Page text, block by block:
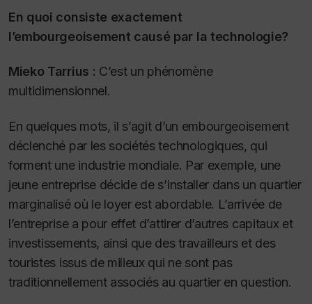
En quoi consiste exactement
l’embourgeoisement causé par la technologie?
Mieko Tarrius : C’est un phénomène
multidimensionnel.
En quelques mots, il s’agit d’un embourgeoisement
déclenché par les sociétés technologiques, qui
forment une industrie mondiale. Par exemple, une
jeune entreprise décide de s’installer dans un quartier
marginalisé où le loyer est abordable. L’arrivée de
l’entreprise a pour effet d’attirer d’autres capitaux et
investissements, ainsi que des travailleurs et des
touristes issus de milieux qui ne sont pas
traditionnellement associés au quartier en question.